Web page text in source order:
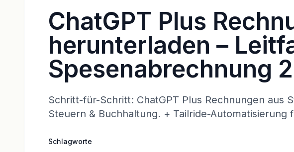
ChatGPT Plus
herunterladen –
Spesenabrechnung
Schritt-für-Schritt: ChatGPT Plus Rechnungen aus
Steuern & Buchhaltung. + Tailride-Automatisierung
Schlagworte